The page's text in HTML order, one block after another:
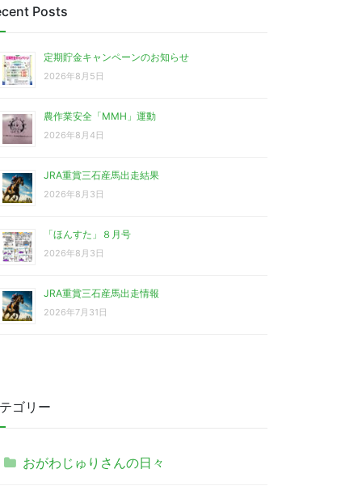
Posts
定期貯金キャンペーンのお知らせ
2026年8月5日
農作業安全「MMH」運動
2026年8月4日
JRA重賞三石産馬出走結果
2026年8月3日
「ほんすた」８月号
2026年8月3日
JRA重賞三石産馬出走情報
2026年7月31日
ゴリー
おがわじゅりさんの日々